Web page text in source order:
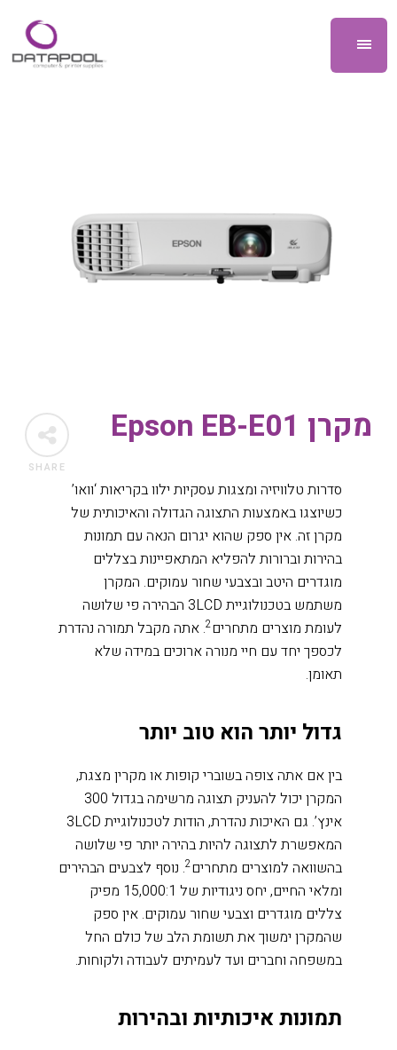
SHARE
מקרן Epson EB-E01
סדרות טלוויזיה ומצגות עסקיות ילוו בקריאות ‘וואו’
כשיוצגו באמצעות התצוגה הגדולה והאיכותית של
מקרן זה. אין ספק שהוא יגרום הנאה עם תמונות
בהירות וברורות להפליא המתאפיינות בצללים
מוגדרים היטב ובצבעי שחור עמוקים. המקרן
משתמש בטכנולוגיית 3LCD הבהירה פי שלושה
לעומת מוצרים מתחרים2. אתה מקבל תמורה נהדרת
לכספך יחד עם חיי מנורה ארוכים במידה שלא
תאומן.
גדול יותר הוא טוב יותר
בין אם אתה צופה בשוברי קופות או מקרין מצגת,
המקרן יכול להעניק תצוגה מרשימה בגדול 300
אינץ’. גם האיכות נהדרת, הודות לטכנולוגיית 3LCD
המאפשרת לתצוגה להיות בהירה יותר פי שלושה
בהשוואה למוצרים מתחרים2. נוסף לצבעים הבהירים
ומלאי החיים, יחס ניגודיות של 15,000:1 מפיק
צללים מוגדרים וצבעי שחור עמוקים. אין ספק
שהמקרן ימשוך את תשומת הלב של כולם החל
במשפחה וחברים ועד לעמיתים לעבודה ולקוחות.
תמונות איכותיות ובהירות